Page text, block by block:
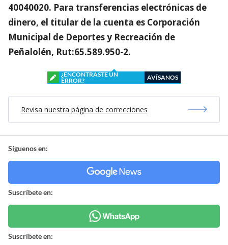
40040020. Para transferencias electrónicas de
dinero, el titular de la cuenta es Corporación
Municipal de Deportes y Recreación de
Peñalolén, Rut:65.589.950-2.
¿ENCONTRASTE UN
ERROR?
AVÍSANOS
Revisa nuestra página de correcciones
Síguenos en:
Suscríbete en:
Suscríbete en: